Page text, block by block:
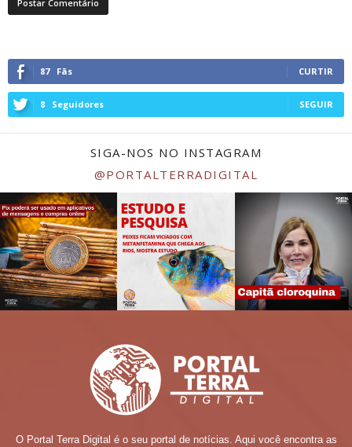
87 Fãs CURTIR
8 Seguidores SEGUIR
SIGA-NOS NO INSTAGRAM
@PORTALTERRADIGITAL
O Portal Terra Digital é o seu portal de notícias. Aqui você encontra as